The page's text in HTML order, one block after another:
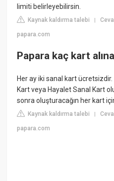
limiti belirleyebilirsin.
Kaynak kaldırma talebi |
papara.com
Papara kaç kart
Her ay iki sanal kart
Kart veya Hayalet Sanal Kart
sonra oluşturacağın her kart
Kaynak kaldırma talebi |
papara.com